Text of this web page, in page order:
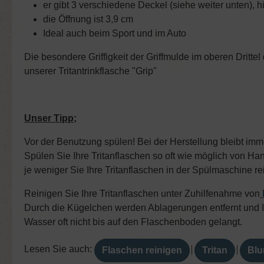
er gibt 3 verschiedene Deckel (siehe weiter unten),
die Öffnung ist 3,9 cm
Ideal auch beim Sport und im Auto
Die besondere Griffigkeit der Griffmulde im oberen
unserer Tritantrinkflasche "Grip"
Unser Tipp;
Vor der Benutzung spülen! Bei der Herstellung bleibt
Spülen Sie Ihre Tritanflaschen so oft wie möglich von
je weniger Sie Ihre Tritanflaschen in der Spülmaschine
Reinigen Sie Ihre Tritanflaschen unter Zuhilfenahme von
Durch die Kügelchen werden Ablagerungen entfernt
Wasser oft nicht bis auf den Flaschenboden gelangt.
Lesen Sie auch: Flaschen reinigen Tritan